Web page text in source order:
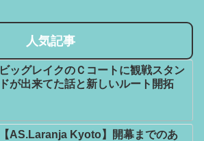
人気記事
ビッグレイクのＣコートに観戦スタン
ドが出来てた話と新しいルート開拓
【AS.Laranja Kyoto】開幕までのあ